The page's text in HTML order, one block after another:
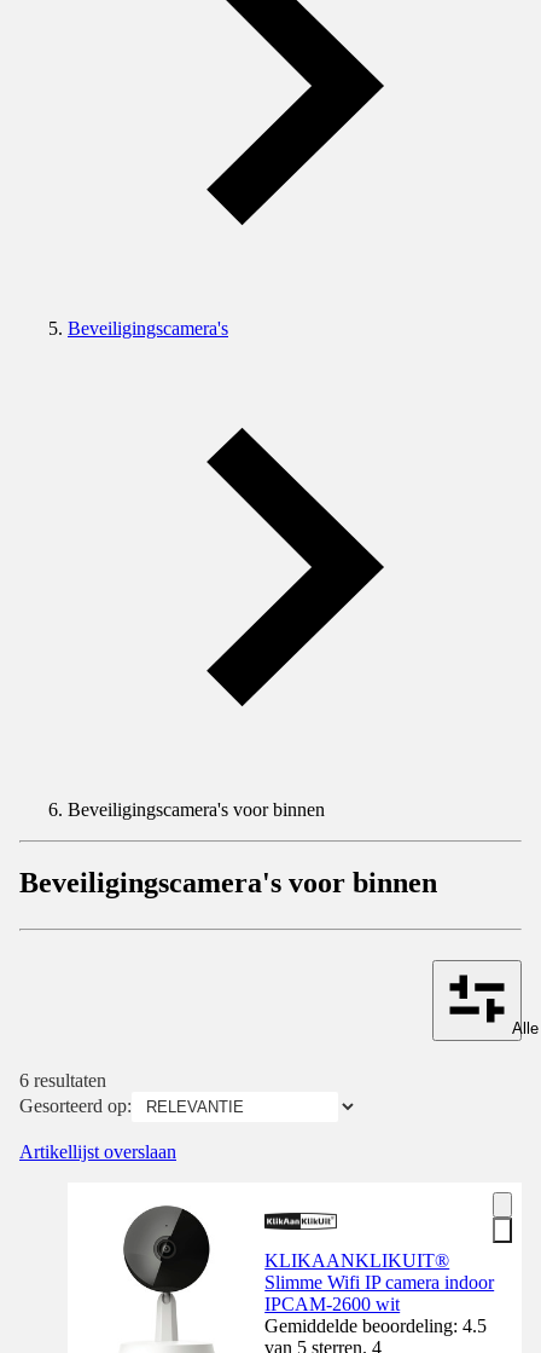
Beveiligingscamera's
Beveiligingscamera's voor binnen
Beveiligingscamera's voor binnen
6 resultaten
Gesorteerd op:
Artikellijst overslaan
KLIKAANKLIKUIT®
Slimme Wifi IP camera indoor
IPCAM-2600 wit
Gemiddelde beoordeling: 4.5
van 5 sterren. 4